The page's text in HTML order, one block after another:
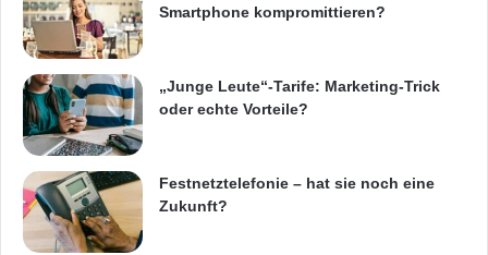
Smartphone kompromittieren?
„Junge Leute“-Tarife: Marketing-Trick
oder echte Vorteile?
Festnetztelefonie – hat sie noch eine
Zukunft?